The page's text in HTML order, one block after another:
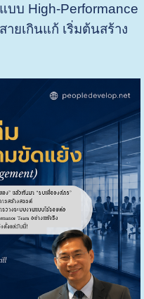
บบ High-Performance
ายเกินแก้ เริ่มต้นสร้าง